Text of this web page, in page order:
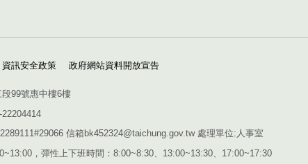
資訊安全政策 政府網站資料開放宣告
99號惠中樓6樓
信箱bk452324@taichung.gov.tw 處理單位:人事室
，彈性上下班時間：8:00~8:30、13:00~13:30、17:00~17:30